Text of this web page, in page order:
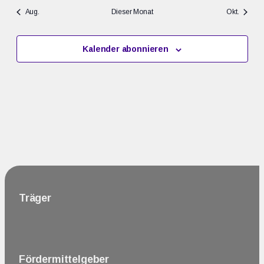
Aug. Dieser Monat Okt.
Kalender abonnieren
Träger
Fördermittelgeber